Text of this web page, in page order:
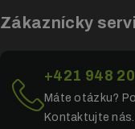
Zákaznícky
+421 948
Máte otázku?
Kontaktujte nás.